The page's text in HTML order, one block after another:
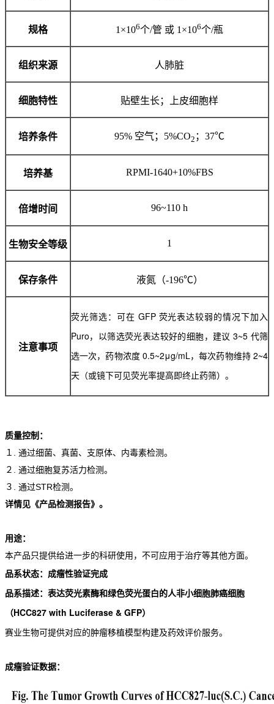
规格 1×106个/管 或 1×106个/瓶
组织来源 人肺脏
细胞特性 贴壁生长；上皮细胞样
培养条件 95% 空气；5%CO2 ；37℃
培养基 RPMI-1640+10%FBS
倍增时间 96~110 h
生物安全等级 1
保存条件 液氮（-196℃）
注意事项
荧光筛选：可在 GFP 荧光表达较弱的情况下加入
Puro，以筛选荧光表达较好的细胞，建议 3~5 代筛
选一次，药物浓度 0.5~2μg/mL，每次药物维持 2~4
天（或镜下可见荧光率提高即终止药筛）。
质量控制：
１. 通过细菌、真菌、支原体、内毒素检测。
２. 通过细胞复苏活力检测。
３. 通过STR检测。
详情见《产品检测报告》。
用途：
本产品只提供给进一步的科研使用，不可应用于治疗等其他方面。
品系状态：成瘤性验证完成
品系描述： 表达荧光素酶和绿色荧光蛋白的人非小细胞肺癌细胞
（HCC827 with Luciferase & GFP）
赛业生物可提供对应的肿瘤移植模型构建及药效评价服务。
成瘤验证数据：